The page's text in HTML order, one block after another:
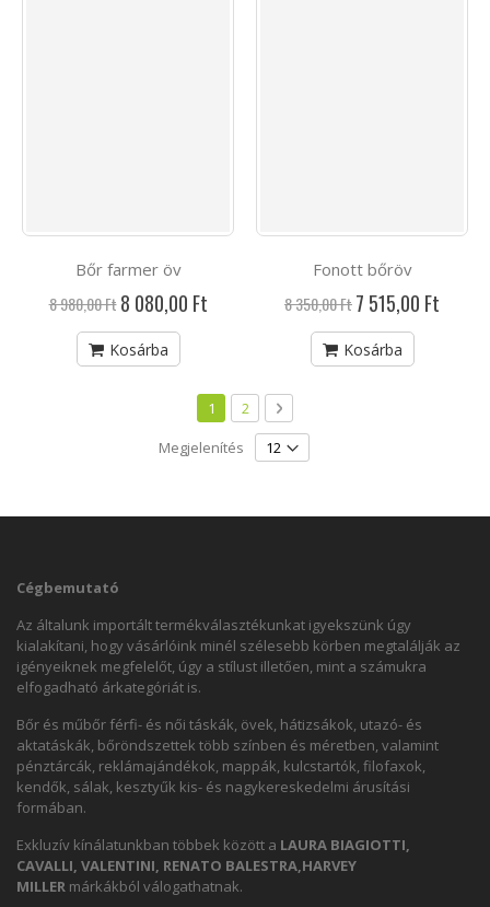
Bőr farmer öv
8 980,00 Ft Akciós
ár
8 080,00 Ft
Kosárba
Fonott bőröv
8 350,00 Ft Akciós
ár
7 515,00 Ft
Kosárba
Oldal
You're currently reading page
1 Oldal
2 Oldal
Következő
Megjelenítés
Cégbemutató
Az általunk importált termékválasztékunkat igyekszünk úgy
kialakítani, hogy vásárlóink minél szélesebb körben megtalálják az
igényeiknek megfelelőt, úgy a stílust illetően, mint a számukra
elfogadható árkategóriát is.
Bőr és műbőr férfi- és női táskák, övek, hátizsákok, utazó- és
aktatáskák, bőröndszettek több színben és méretben, valamint
pénztárcák, reklámajándékok, mappák, kulcstartók, filofaxok,
kendők, sálak, kesztyűk kis- és nagykereskedelmi árusítási
formában.
Exkluzív kínálatunkban többek között a LAURA BIAGIOTTI,
CAVALLI, VALENTINI, RENATO BALESTRA,HARVEY
MILLER márkákból válogathatnak.